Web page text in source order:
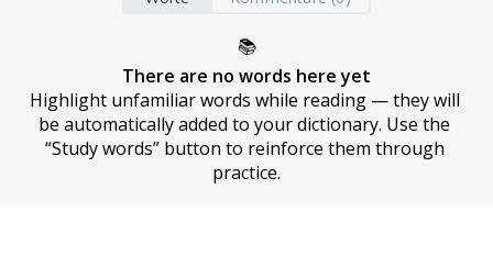
📚
There are no words here yet
Highlight unfamiliar words while reading — they will
be automatically added to your dictionary. Use the
“Study words” button to reinforce them through
practice.